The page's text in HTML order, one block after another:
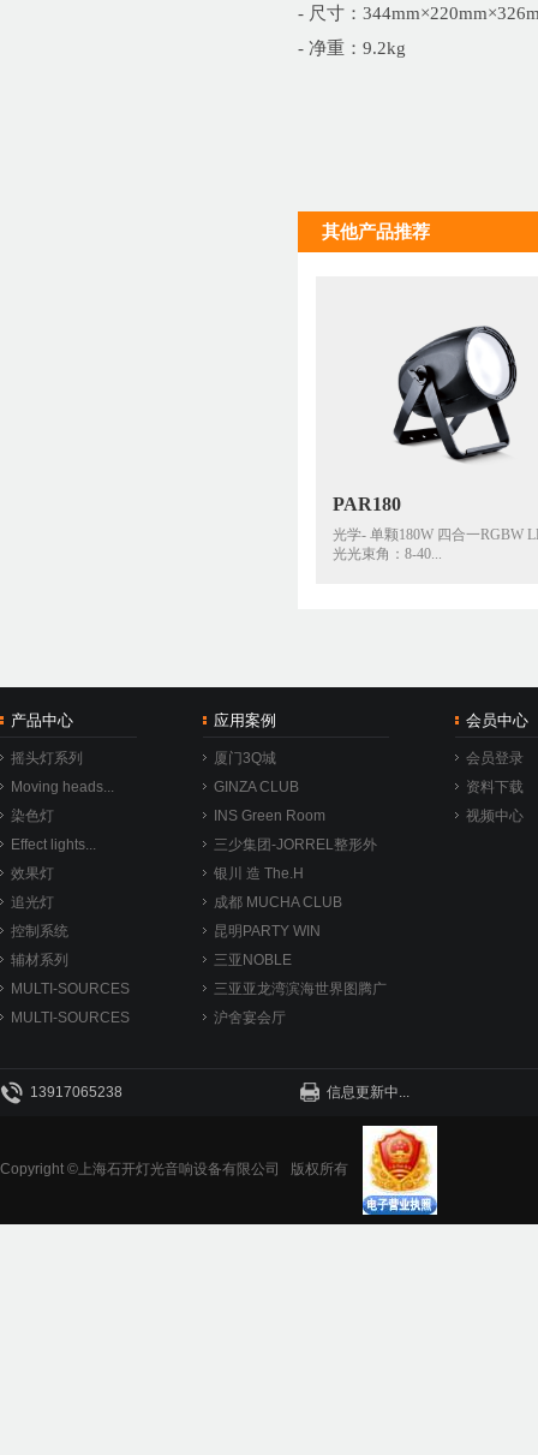
- 尺寸：
- 净重：9.2kg
其他产品推荐
PAR180
光学- 单颗180W 四合一RGBW
光光束角：8-40...
产品中心
摇头灯系列
Moving heads...
染色灯
Effect lights...
效果灯
追光灯
控制系统
辅材系列
MULTI-SOURCES
6 SERI...
MULTI-SOURCES
应用案例
厦门3Q城
GINZA CLUB
INS Green Room
三少集团-JORREL整形外
科医院接待厅
银川 造 The.H
成都 MUCHA CLUB
昆明PARTY WIN
三亚NOBLE
三亚亚龙湾滨海世界图腾广
场
沪舍宴会厅
会员中心
会员登录
资料下载
视频中心
13917065238 信息更新中...
Copyright ©上海石开灯光音响设备有限公司 版权所有